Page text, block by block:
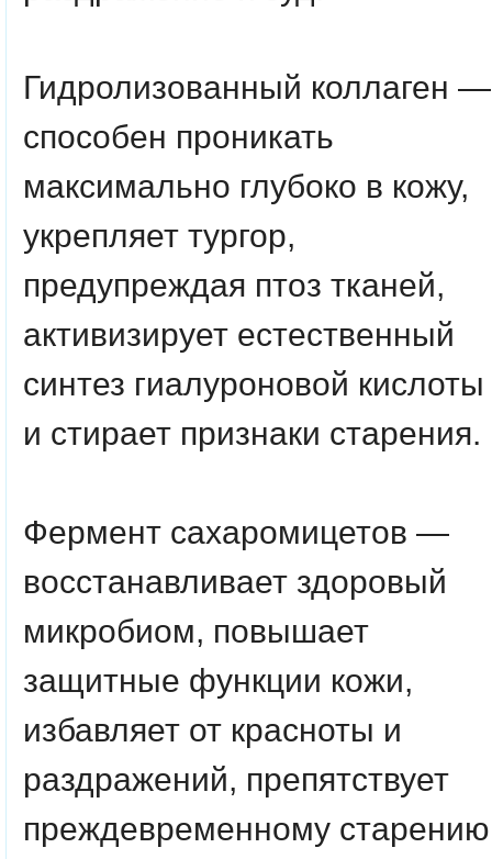
Гидролизованный коллаген —
способен проникать
максимально глубоко в кожу,
укрепляет тургор,
предупреждая птоз тканей,
активизирует естественный
синтез гиалуроновой кислоты
и стирает признаки старения.
Фермент сахаромицетов —
восстанавливает здоровый
микробиом, повышает
защитные функции кожи,
избавляет от красноты и
раздражений, препятствует
преждевременному